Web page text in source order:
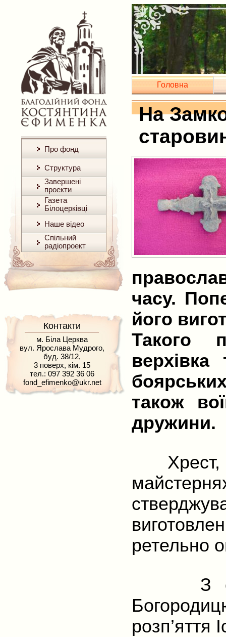
Головна
Про фонд
Структура
Завершені
проекти
Газета
Білоцерківці
Наше відео
Спільний
радіопроект
Контакти
м. Біла Церква
вул. Ярослава Мудрого,
буд. 38/12,
3 поверх, кім. 15
тел.: 097 392 36 06
fond_efimenko@ukr.net
На
часу.
його
Такого
також
дружини.
Хрест,
ретельно
З
розп’яття